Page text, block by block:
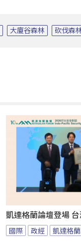
大廈谷森林 砍伐森
凱達格蘭論壇登場
國際 政經 凱達格